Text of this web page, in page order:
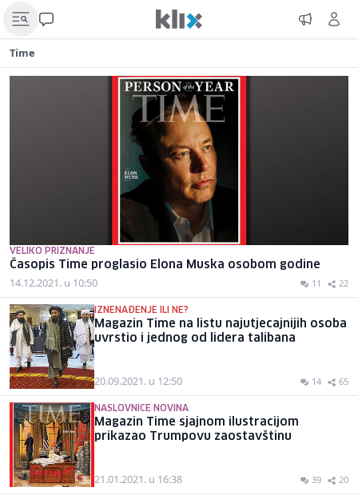
Time
VELIKO PRIZNANJE
Časopis Time proglasio Elona Muska osobom godine
14.12.2021. u 10:50 11 22
IZNENAĐENJE ILI NE?
Magazin Time na listu najutjecajnijih osoba
uvrstio i jednog od lidera talibana
20.09.2021. u 12:50 14 65
NASLOVNICE NOVINA
Magazin Time sjajnom ilustracijom
prikazao Trumpovu zaostavštinu
21.01.2021. u 16:38 39 20